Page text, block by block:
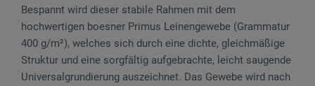
Bespannt wird dieser stabile Rahmen mit dem
hochwertigen boesner Primus Leinengewebe (Gramma­tur
400 g/m²), welches sich durch eine dichte, gleichmäßige
Struktur und eine sorgfältig aufgebrachte, leicht saugende
Universal­grundierung auszeichnet. Das Gewebe wird nach